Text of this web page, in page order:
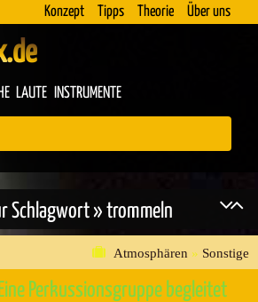
Konzept Tipps Theorie Über uns
LAUTE INSTRUMENTE
Schlagwort » trommeln
Atmosphären » Sonstige
Perkussionsgruppe begleitet